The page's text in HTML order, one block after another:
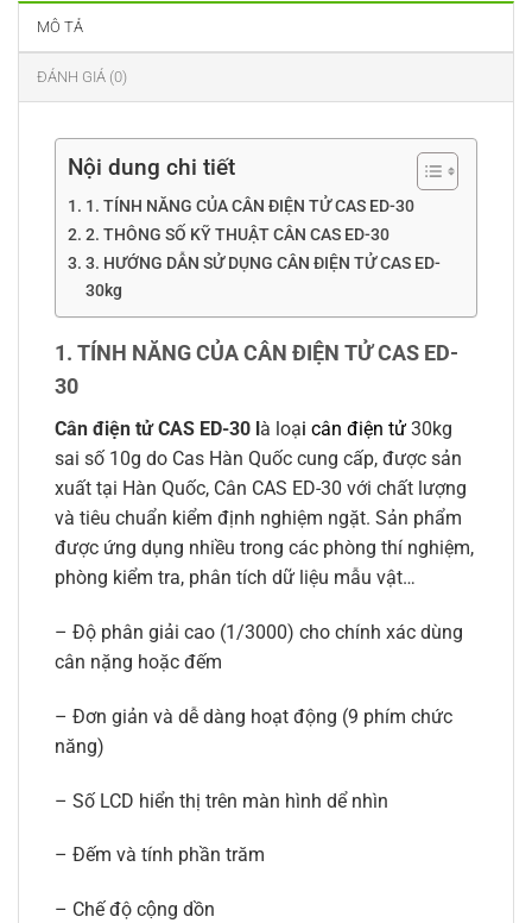
MÔ TẢ
ĐÁNH GIÁ (0)
Nội dung chi tiết
1. TÍNH NĂNG CỦA CÂN ĐIỆN TỬ CAS ED-30
2. THÔNG SỐ KỸ THUẬT CÂN CAS ED-30
3. HƯỚNG DẪN SỬ DỤNG CÂN ĐIỆN TỬ CAS ED-
30kg
1. TÍNH NĂNG CỦA CÂN ĐIỆN TỬ CAS ED-
30
Cân điện tử CAS ED-30 l à loại cân điện tử 30kg
sai số 10g do Cas Hàn Quốc cung cấp, được sản
xuất tại Hàn Quốc, Cân CAS ED-30 với chất lượng
và tiêu chuẩn kiểm định nghiệm ngặt. Sản phẩm
được ứng dụng nhiều trong các phòng thí nghiệm,
phòng kiểm tra, phân tích dữ liệu mẫu vật…
– Độ phân giải cao (1/3000) cho chính xác dùng
cân nặng hoặc đếm
– Đơn giản và dễ dàng hoạt động (9 phím chức
năng)
– Số LCD hiển thị trên màn hình dể nhìn
– Đếm và tính phần trăm
– Chế độ cộng dồn